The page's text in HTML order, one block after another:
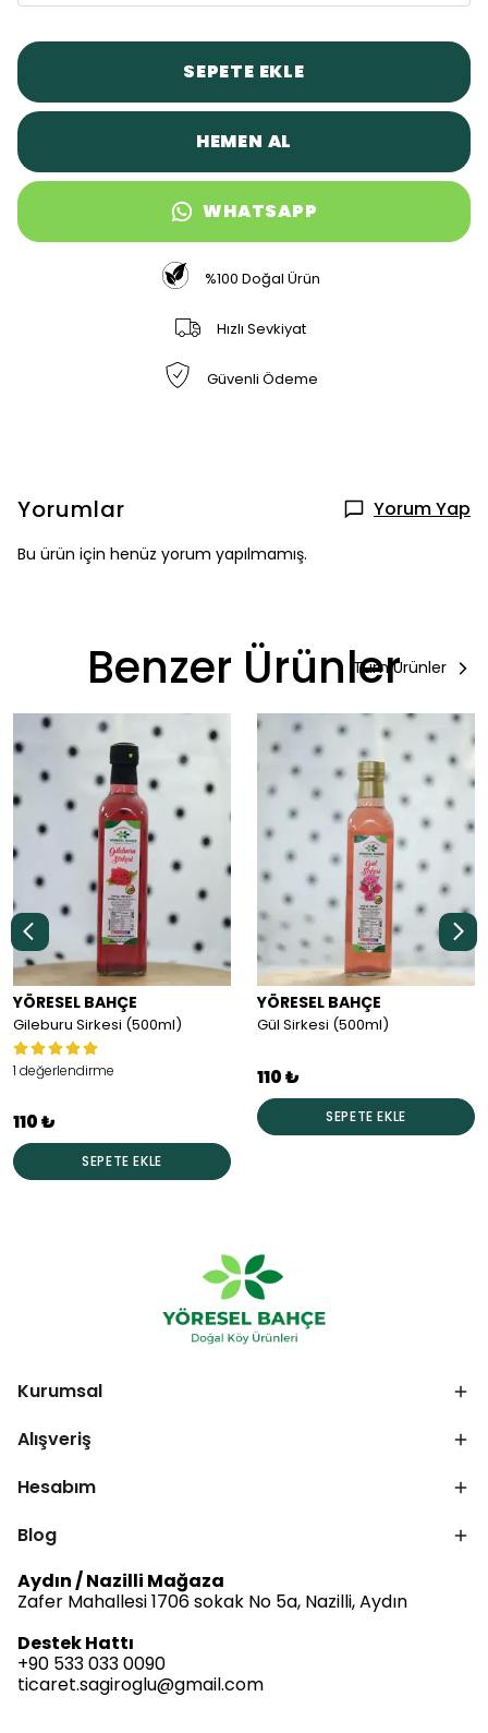
SEPETE EKLE
HEMEN AL
WHATSAPP
%100 Doğal Ürün
Hızlı Sevkiyat
Güvenli Ödeme
Yorumlar Yorum Yap
Bu ürün için henüz yorum yapılmamış.
Benzer ÜrünlerTüm Ürünler
YÖRESEL BAHÇE
Gileburu Sirkesi (500ml)
1 değerlendirme
110 ₺
SEPETE EKLE
YÖRESEL BAHÇE
Gül Sirkesi (500ml)
110 ₺
SEPETE EKLE
Kurumsal
Alışveriş
Hesabım
Blog
Aydın / Nazilli Mağaza
Zafer Mahallesi 1706 sokak No 5a, Nazilli, Aydın
Destek Hattı
+90 533 033 0090
ticaret.sagiroglu@gmail.com